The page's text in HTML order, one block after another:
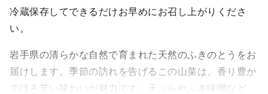
冷蔵保存してできるだけお早めにお召し上がりくださ
い。
岩手県の清らかな自然で育まれた天然のふきのとうをお
届けします。季節の訪れを告げるこの山菜は、香り豊か
でほろ苦い味わいが魅力です。天ぷらやふき味噌など、